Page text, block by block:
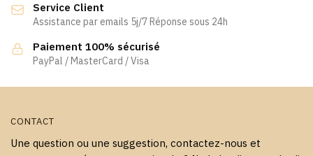
choisies
sur
la
page
Service Client
Assistance par emails 5j/7 Réponse sous 24h
Paiement 100% sécurisé
PayPal / MasterCard / Visa
CONTACT
Une question ou une suggestion, contactez-nous et